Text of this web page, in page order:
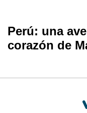
Perú: una
corazón de